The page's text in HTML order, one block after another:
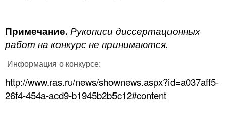
Примечание. Рукописи диссертационных
работ на конкурс не принимаются.
Информация о конкурсе:
http://www.ras.ru/news/shownews.aspx?id=a037aff5-
26f4-454a-acd9-b1945b2b5c12#content